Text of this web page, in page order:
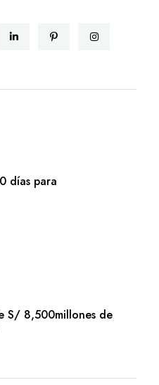
días para
S/ 8,500millones de